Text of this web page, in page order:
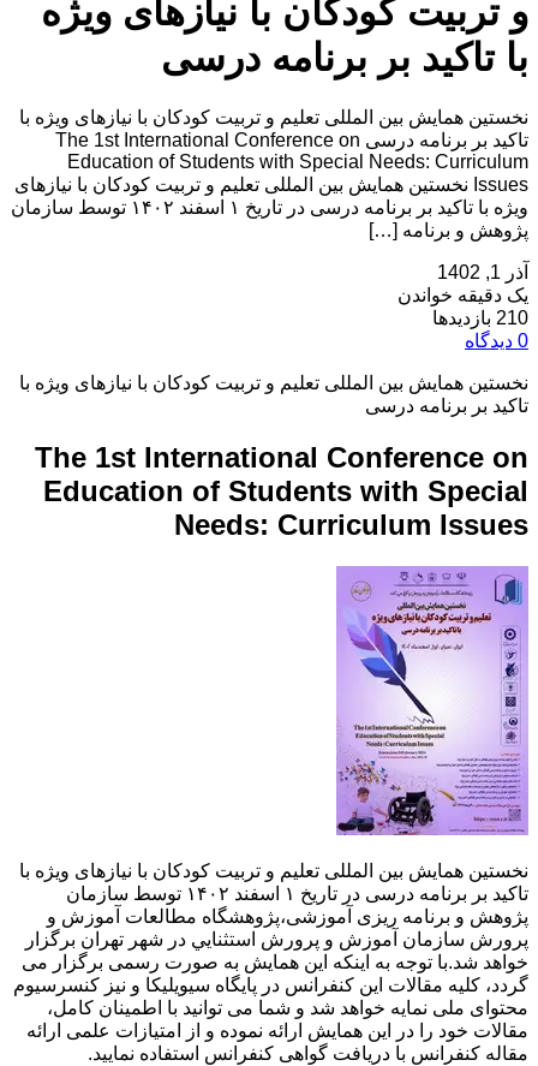
و تربیت کودکان با نیازهای ویژه
با تاکید بر برنامه درسی
نخستین همایش بین المللی تعلیم و تربیت کودکان با نیازهای ویژه با
تاکید بر برنامه درسی The 1st International Conference on
Education of Students with Special Needs: Curriculum
Issues نخستین همایش بین المللی تعلیم و تربیت کودکان با نیازهای
ویژه با تاکید بر برنامه درسی در تاریخ ۱ اسفند ۱۴۰۲ توسط سازمان
پژوهش و برنامه […]
آذر 1, 1402
یک دقیقه خواندن
210 بازدیدها
0 دیدگاه
نخستین همایش بین المللی تعلیم و تربیت کودکان با نیازهای ویژه با
تاکید بر برنامه درسی
The 1st International Conference on
Education of Students with Special
Needs: Curriculum Issues
نخستین همایش بین المللی تعلیم و تربیت کودکان با نیازهای ویژه با
تاکید بر برنامه درسی در تاریخ ۱ اسفند ۱۴۰۲ توسط سازمان
پژوهش و برنامه ریزی آموزشی،پژوهشگاه مطالعات آموزش و
پرورش سازمان آموزش و پرورش استثنايي در شهر تهران برگزار
خواهد شد.با توجه به اینکه این همایش به صورت رسمی برگزار می
گردد، کلیه مقالات این کنفرانس در پایگاه سیویلیکا و نیز کنسرسیوم
محتوای ملی نمایه خواهد شد و شما می توانید با اطمینان کامل،
مقالات خود را در این همایش ارائه نموده و از امتیازات علمی ارائه
مقاله کنفرانس با دریافت گواهی کنفرانس استفاده نمایید.